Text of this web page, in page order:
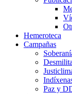
Hemeroteca
Campañas
Paz y